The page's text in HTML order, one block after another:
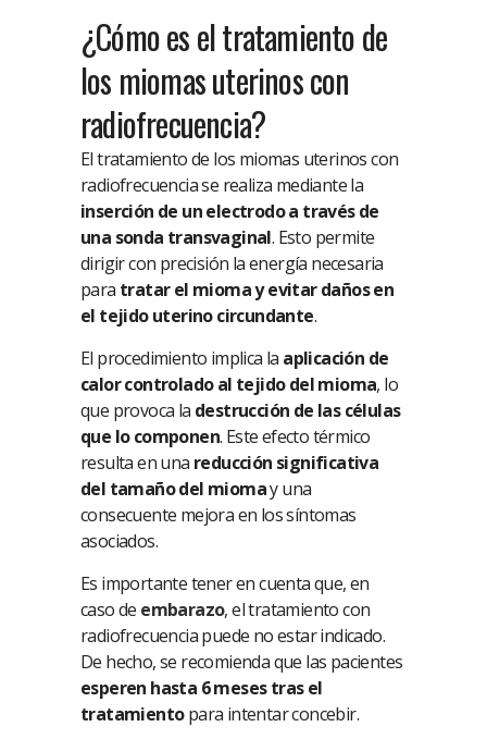
¿Cómo es el tratamiento de
los miomas uterinos con
radiofrecuencia?
El tratamiento de los miomas uterinos con
radiofrecuencia se realiza mediante la
inserción de un electrodo a través de
una sonda transvaginal. Esto permite
dirigir con precisión la energía necesaria
para tratar el mioma y evitar daños en
el tejido uterino circundante.
El procedimiento implica la aplicación de
calor controlado al tejido del mioma, lo
que provoca la destrucción de las células
que lo componen. Este efecto térmico
resulta en una reducción significativa
del tamaño del miomay una
consecuente mejora en los síntomas
asociados.
Es importante tener en cuenta que, en
caso de embarazo, el tratamiento con
radiofrecuencia puede no estar indicado.
De hecho, se recomienda que las pacientes
esperen hasta 6 meses tras el
tratamientopara intentar concebir.